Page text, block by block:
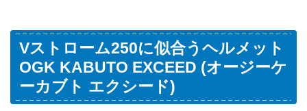
Vストローム250に似合うヘルメット
OGK KABUTO EXCEED (オージーケ
ーカブト エクシード)